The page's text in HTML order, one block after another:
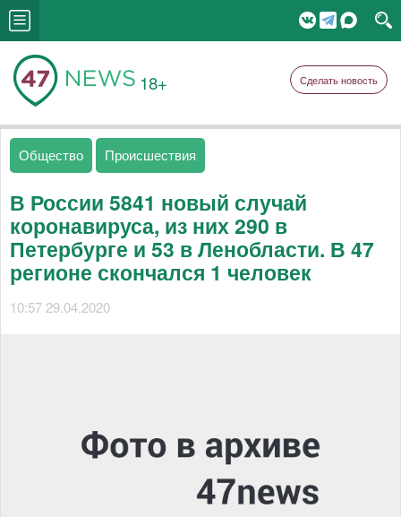
18+ Сделать новость
Общество Происшествия
В России 5841 новый случай
коронавируса, из них 290 в
Петербурге и 53 в Ленобласти. В 47
регионе скончался 1 человек
10:57 29.04.2020